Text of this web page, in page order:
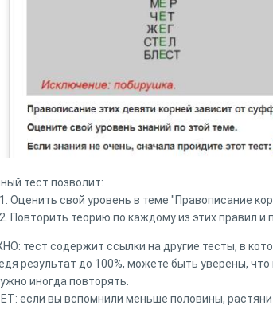
тест позволит:
Оценить свой уровень в теме "Правописание
Повторить теорию по каждому из этих правил и
тест содержит ссылки на другие тесты, в
результат до 100%, можете быть уверены,
иногда повторять.
если вы вспомнили меньше половины,